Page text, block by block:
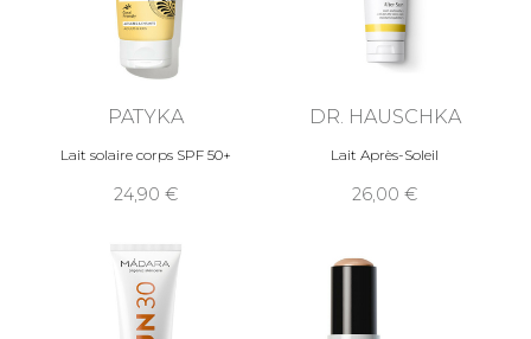
PATYKA
Lait solaire corps SPF 50+
24,90
DR. HAUSCHKA
Lait Après-Soleil
26,00